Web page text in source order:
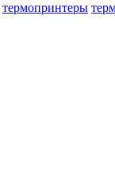
термопринтеры